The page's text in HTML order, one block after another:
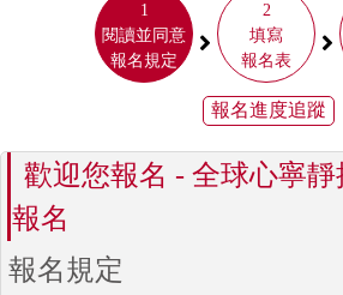
1
閱讀並同意
報名規定
2
填寫
報名表
歡迎您報名 - 全球心寧
報名
報名規定